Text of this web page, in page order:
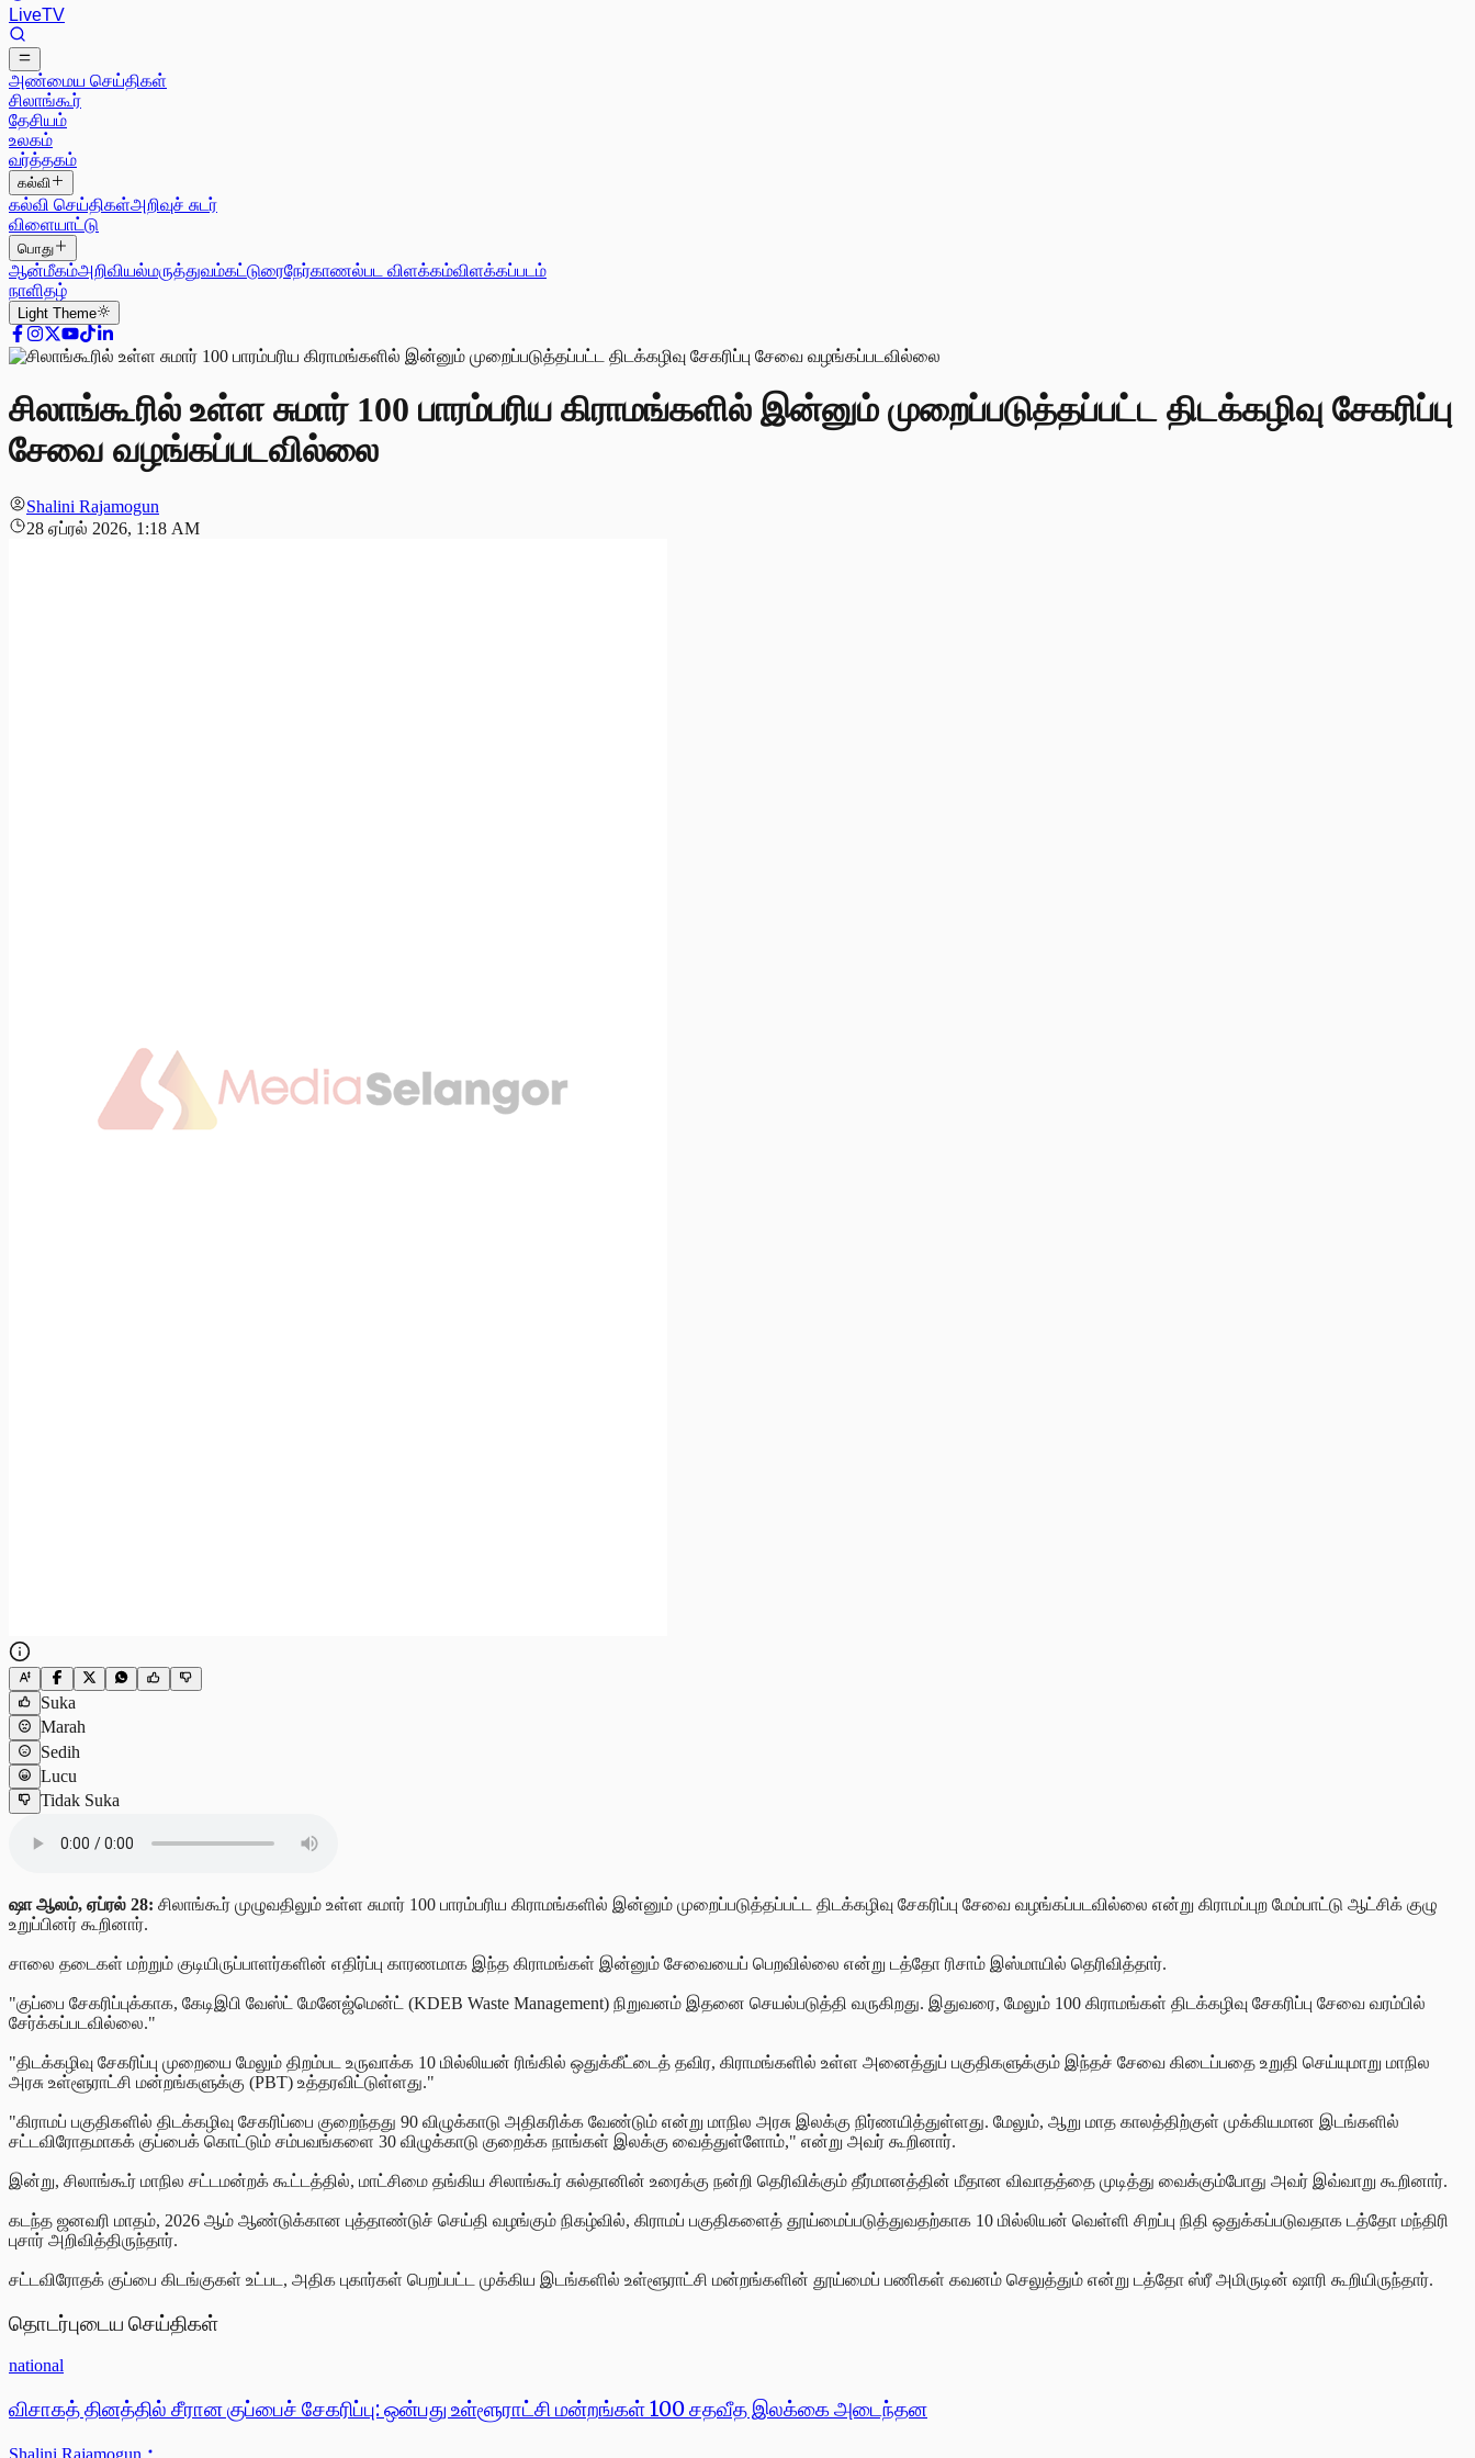
LiveTV
அண்மைய செய்திகள்
சிலாங்கூர்
தேசியம்
உலகம்
வர்த்தகம்
கல்வி
கல்வி செய்திகள்அறிவுச் சுடர்
விளையாட்டு
பொது
ஆன்மீகம்அறிவியல்மருத்துவம்கட்டுரைநேர்காணல்பட விளக்கம்விளக்கப்படம்
நாளிதழ்
Light Theme
சிலாங்கூரில் உள்ள சுமார் 100 பாரம்பரிய கிராமங்களில் இன்னும் முறைப்படுத்தப்பட்ட திடக்கழிவு சேகரிப்பு
சேவை வழங்கப்படவில்லை
Shalini Rajamogun
28 ஏப்ரல் 2026, 1:18 AM
Suka
Marah
Sedih
Lucu
Tidak Suka
ஷா ஆலம், ஏப்ரல் 28: சிலாங்கூர் முழுவதிலும் உள்ள சுமார் 100 பாரம்பரிய கிராமங்களில் இன்னும் முறைப்படுத்தப்பட்ட திடக்கழிவு சேகரிப்பு சேவை வழங்கப்படவில்லை என்று கிராமப்புற மேம்பாட்டு ஆட்சிக் குழு
உறுப்பினர் கூறினார்.
சாலை தடைகள் மற்றும் குடியிருப்பாளர்களின் எதிர்ப்பு காரணமாக இந்த கிராமங்கள் இன்னும் சேவையைப் பெறவில்லை என்று டத்தோ ரிசாம் இஸ்மாயில் தெரிவித்தார்.
"குப்பை சேகரிப்புக்காக, கேடிஇபி வேஸ்ட் மேனேஜ்மென்ட் (KDEB Waste Management) நிறுவனம் இதனை செயல்படுத்தி வருகிறது. இதுவரை, மேலும் 100 கிராமங்கள் திடக்கழிவு சேகரிப்பு சேவை வரம்பில்
சேர்க்கப்படவில்லை."
"திடக்கழிவு சேகரிப்பு முறையை மேலும் திறம்பட உருவாக்க 10 மில்லியன் ரிங்கில் ஒதுக்கீட்டைத் தவிர, கிராமங்களில் உள்ள அனைத்துப் பகுதிகளுக்கும் இந்தச் சேவை கிடைப்பதை உறுதி செய்யுமாறு மாநில
அரசு உள்ளூராட்சி மன்றங்களுக்கு (PBT) உத்தரவிட்டுள்ளது."
"கிராமப் பகுதிகளில் திடக்கழிவு சேகரிப்பை குறைந்தது 90 விழுக்காடு அதிகரிக்க வேண்டும் என்று மாநில அரசு இலக்கு நிர்ணயித்துள்ளது. மேலும், ஆறு மாத காலத்திற்குள் முக்கியமான இடங்களில்
சட்டவிரோதமாகக் குப்பைக் கொட்டும் சம்பவங்களை 30 விழுக்காடு குறைக்க நாங்கள் இலக்கு வைத்துள்ளோம்," என்று அவர் கூறினார்.
இன்று, சிலாங்கூர் மாநில சட்டமன்றக் கூட்டத்தில், மாட்சிமை தங்கிய சிலாங்கூர் சுல்தானின் உரைக்கு நன்றி தெரிவிக்கும் தீர்மானத்தின் மீதான விவாதத்தை முடித்து வைக்கும்போது அவர் இவ்வாறு கூறினார்.
கடந்த ஜனவரி மாதம், 2026 ஆம் ஆண்டுக்கான புத்தாண்டுச் செய்தி வழங்கும் நிகழ்வில், கிராமப் பகுதிகளைத் தூய்மைப்படுத்துவதற்காக 10 மில்லியன் வெள்ளி சிறப்பு நிதி ஒதுக்கப்படுவதாக டத்தோ மந்திரி
புசார் அறிவித்திருந்தார்.
சட்டவிரோதக் குப்பை கிடங்குகள் உட்பட, அதிக புகார்கள் பெறப்பட்ட முக்கிய இடங்களில் உள்ளூராட்சி மன்றங்களின் தூய்மைப் பணிகள் கவனம் செலுத்தும் என்று டத்தோ ஸ்ரீ அமிருடின் ஷாரி கூறியிருந்தார்.
தொடர்புடைய செய்திகள்
national
விசாகத் தினத்தில் சீரான குப்பைச் சேகரிப்பு: ஒன்பது உள்ளூராட்சி மன்றங்கள் 100 சதவீத இலக்கை அடைந்தன
Shalini Rajamogun